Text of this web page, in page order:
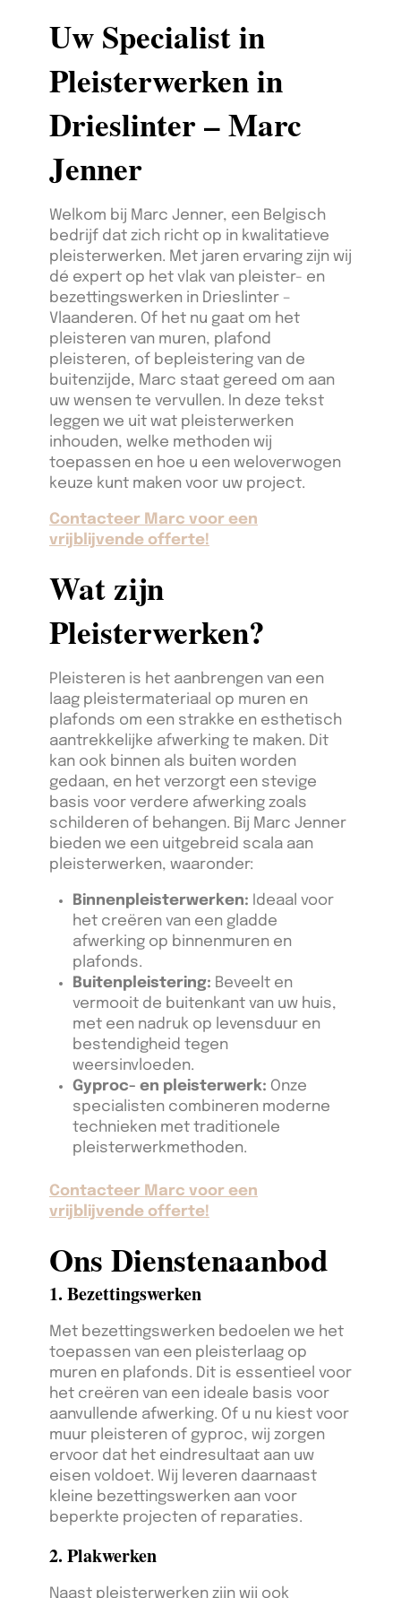
Uw Specialist in
Pleisterwerken in
Drieslinter – Marc
Jenner
Welkom bij Marc Jenner, een Belgisch
bedrijf dat zich richt op in kwalitatieve
pleisterwerken. Met jaren ervaring zijn wij
dé expert op het vlak van pleister- en
bezettingswerken in Drieslinter –
Vlaanderen. Of het nu gaat om het
pleisteren van muren, plafond
pleisteren, of bepleistering van de
buitenzijde, Marc staat gereed om aan
uw wensen te vervullen. In deze tekst
leggen we uit wat pleisterwerken
inhouden, welke methoden wij
toepassen en hoe u een weloverwogen
keuze kunt maken voor uw project.
Contacteer Marc voor een
vrijblijvende offerte!
Wat zijn
Pleisterwerken?
Pleisteren is het aanbrengen van een
laag pleistermateriaal op muren en
plafonds om een strakke en esthetisch
aantrekkelijke afwerking te maken. Dit
kan ook binnen als buiten worden
gedaan, en het verzorgt een stevige
basis voor verdere afwerking zoals
schilderen of behangen. Bij Marc Jenner
bieden we een uitgebreid scala aan
pleisterwerken, waaronder:
Binnenpleisterwerken: Ideaal voor
het creëren van een gladde
afwerking op binnenmuren en
plafonds.
Buitenpleistering: Beveelt en
vermooit de buitenkant van uw huis,
met een nadruk op levensduur en
bestendigheid tegen
weersinvloeden.
Gyproc- en pleisterwerk: Onze
specialisten combineren moderne
technieken met traditionele
pleisterwerkmethoden.
Contacteer Marc voor een
vrijblijvende offerte!
Ons Dienstenaanbod
1. Bezettingswerken
Met bezettingswerken bedoelen we het
toepassen van een pleisterlaag op
muren en plafonds. Dit is essentieel voor
het creëren van een ideale basis voor
aanvullende afwerking. Of u nu kiest voor
muur pleisteren of gyproc, wij zorgen
ervoor dat het eindresultaat aan uw
eisen voldoet. Wij leveren daarnaast
kleine bezettingswerken aan voor
beperkte projecten of reparaties.
2. Plakwerken
Naast pleisterwerken zijn wij ook